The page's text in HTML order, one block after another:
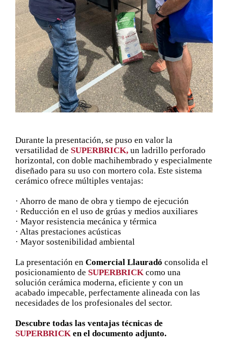
Durante la presentación, se puso en valor la
versatilidad de SUPERBRICK,un ladrillo perforado
horizontal, con doble machihembrado y especialmente
diseñado para su uso con mortero cola. Este sistema
cerámico ofrece múltiples ventajas:
· Ahorro de mano de obra y tiempo de ejecución
· Reducción en el uso de grúas y medios auxiliares
· Mayor resistencia mecánica y térmica
· Altas prestaciones acústicas
· Mayor sostenibilidad ambiental
La presentación en Comercial Llauradó consolida el
posicionamiento de SUPERBRICKcomo una
solución cerámica moderna, eficiente y con un
acabado impecable, perfectamente alineada con las
necesidades de los profesionales del sector.
Descubre todas las ventajas técnicas de
SUPERBRICKen el documento adjunto.